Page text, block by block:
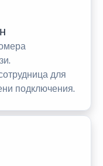
для
подключения.